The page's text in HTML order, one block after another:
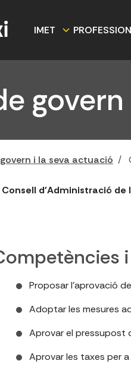
IMET
govern
i la seva actuació
Consell d'Administració de
Proposar l'aprovació
Adoptar les mesures
Aprovar el pressupost
Aprovar les taxes per